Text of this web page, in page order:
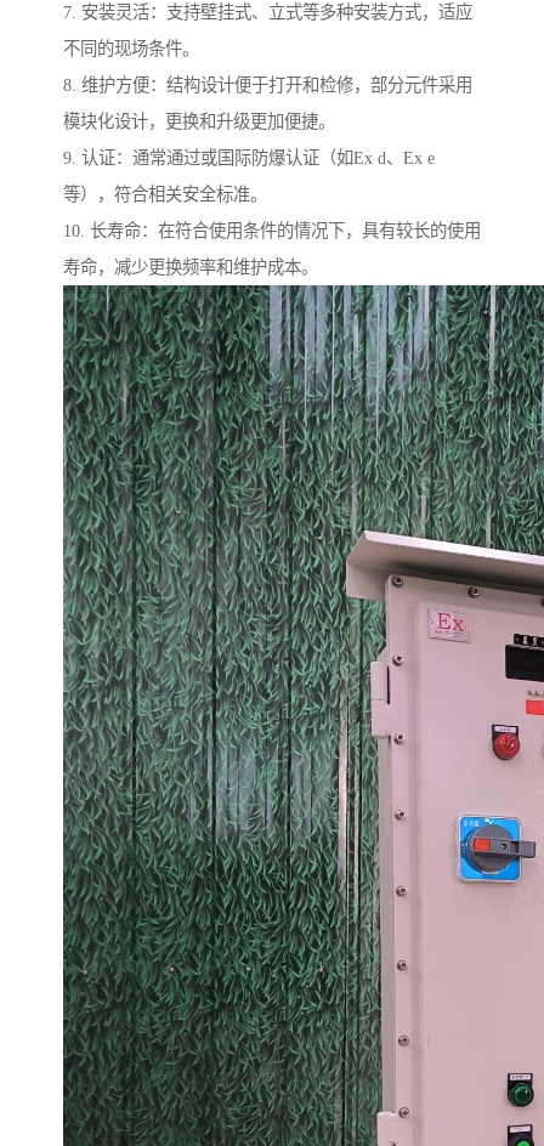
7. 安装灵活：支持壁挂式、立式等多种安装方式，适应
不同的现场条件。
8. 维护方便：结构设计便于打开和检修，部分元件采用
模块化设计，更换和升级更加便捷。
9. 认证：通常通过或国际防爆认证（如Ex d、Ex e
等），符合相关安全标准。
10. 长寿命：在符合使用条件的情况下，具有较长的使用
寿命，减少更换频率和维护成本。